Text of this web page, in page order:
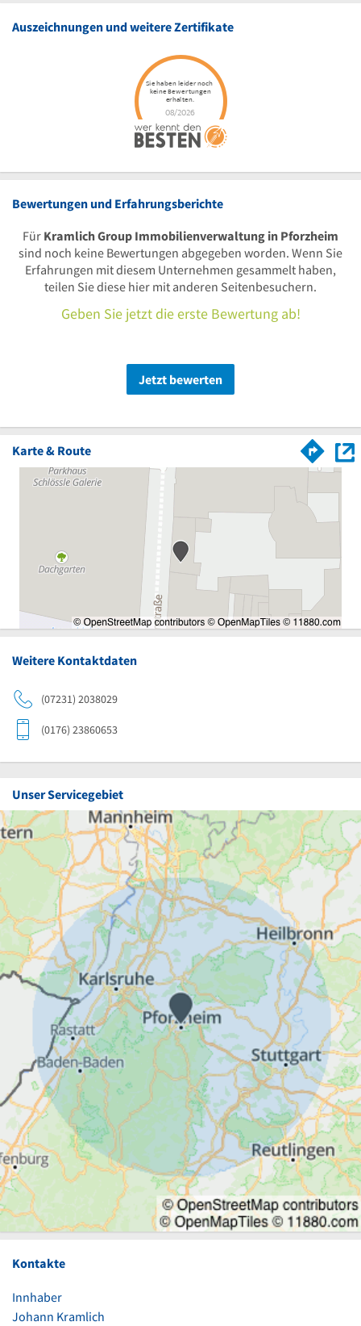
Auszeichnungen und weitere Zertifikate
Bewertungen und Erfahrungsberichte
Für Kramlich Group Immobilienverwaltung in Pforzheim
sind noch keine Bewertungen abgegeben worden. Wenn Sie
Erfahrungen mit diesem Unternehmen gesammelt haben,
teilen Sie diese hier mit anderen Seitenbesuchern.
Geben Sie jetzt die erste Bewertung ab!
Jetzt bewerten
Karte & Route
Weitere Kontaktdaten
(07231) 2038029
(0176) 23860653
Unser Servicegebiet
Kontakte
Innhaber
Johann Kramlich